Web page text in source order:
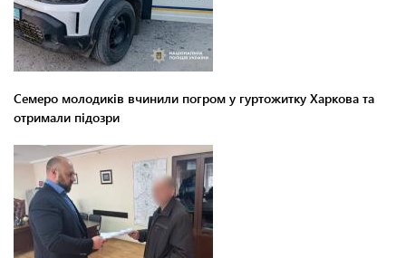
Семеро молодиків вчинили погром у гуртожитку Харкова та
отримали підозри